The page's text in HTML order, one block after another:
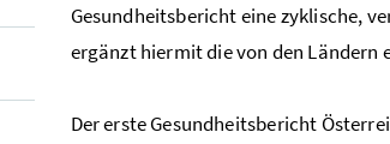
Gesundheitsbericht eine zyklische,
ergänzt hiermit die von den Ländern
Der erste Gesundheitsbericht